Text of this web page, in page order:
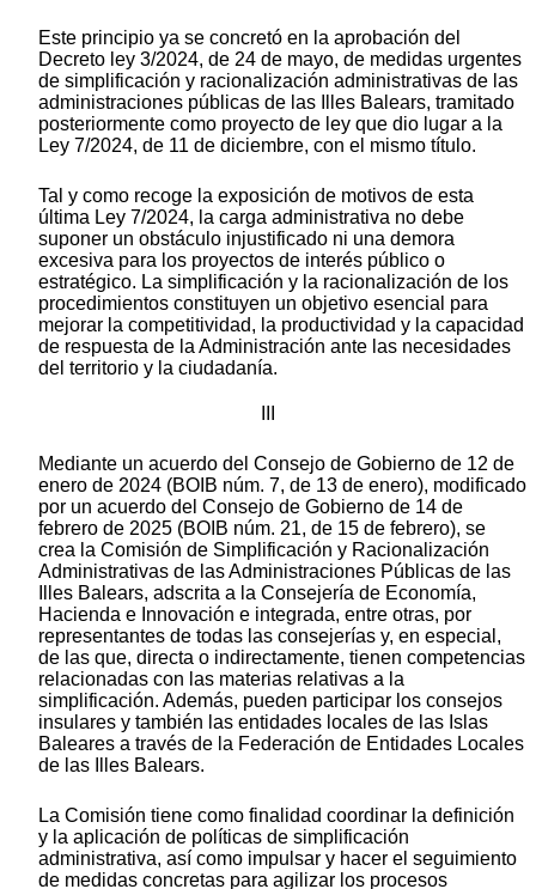
Este principio ya se concretó en la aprobación del
Decreto ley 3/2024, de 24 de mayo, de medidas urgentes
de simplificación y racionalización administrativas de las
administraciones públicas de las Illes Balears, tramitado
posteriormente como proyecto de ley que dio lugar a la
Ley 7/2024, de 11 de diciembre, con el mismo título.
Tal y como recoge la exposición de motivos de esta
última Ley 7/2024, la carga administrativa no debe
suponer un obstáculo injustificado ni una demora
excesiva para los proyectos de interés público o
estratégico. La simplificación y la racionalización de los
procedimientos constituyen un objetivo esencial para
mejorar la competitividad, la productividad y la capacidad
de respuesta de la Administración ante las necesidades
del territorio y la ciudadanía.
Mediante un acuerdo del Consejo de Gobierno de 12 de
enero de 2024 (BOIB núm. 7, de 13 de enero), modificado
por un acuerdo del Consejo de Gobierno de 14 de
febrero de 2025 (BOIB núm. 21, de 15 de febrero), se
crea la Comisión de Simplificación y Racionalización
Administrativas de las Administraciones Públicas de las
Illes Balears, adscrita a la Consejería de Economía,
Hacienda e Innovación e integrada, entre otras, por
representantes de todas las consejerías y, en especial,
de las que, directa o indirectamente, tienen competencias
relacionadas con las materias relativas a la
simplificación. Además, pueden participar los consejos
insulares y también las entidades locales de las Islas
Baleares a través de la Federación de Entidades Locales
de las Illes Balears.
La Comisión tiene como finalidad coordinar la definición
y la aplicación de políticas de simplificación
administrativa, así como impulsar y hacer el seguimiento
de medidas concretas para agilizar los procesos